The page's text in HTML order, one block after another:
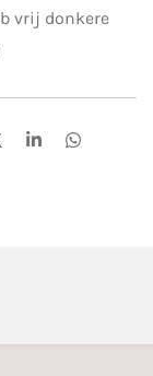
vrij donkere
S
D